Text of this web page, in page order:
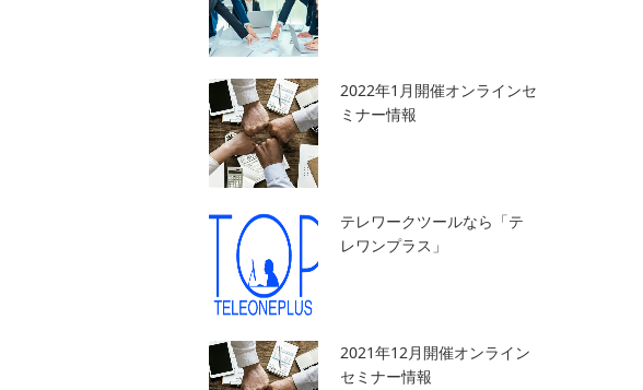
2022年1月開催オンラインセ
ミナー情報
テレワークツールなら「テ
レワンプラス」
2021年12月開催オンライン
セミナー情報